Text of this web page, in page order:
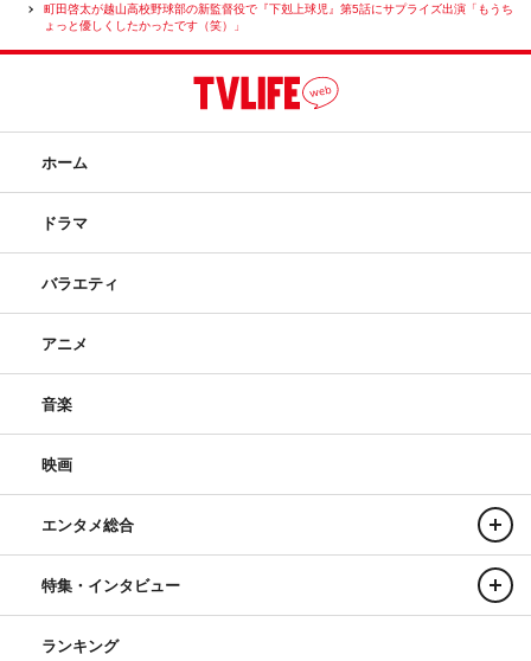
町田啓太が越山高校野球部の新監督役で『下剋上球児』第5話にサプライズ出演「もうち
ょっと優しくしたかったです（笑）」
ホーム
ドラマ
バラエティ
アニメ
音楽
映画
エンタメ総合
特集・インタビュー
ランキング